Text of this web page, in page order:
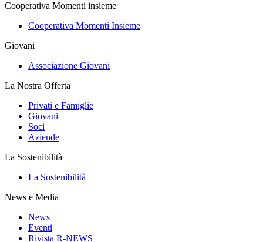
Cooperativa Momenti insieme
Cooperativa Momenti Insieme
Giovani
Associazione Giovani
La Nostra Offerta
Privati e Famiglie
Giovani
Soci
Aziende
La Sostenibilità
La Sostenibilità
News e Media
News
Eventi
Rivista R-NEWS